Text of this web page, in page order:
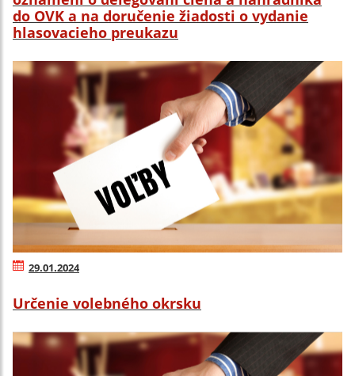
do OVK a na doručenie žiadosti o vydanie
hlasovacieho preukazu
29.01.2024
Určenie volebného okrsku